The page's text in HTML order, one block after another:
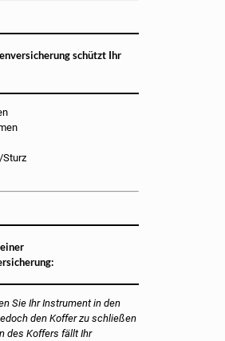
schützt Ihr
Sturz
Sie Ihr Instrument in den
den Koffer zu schließen
des Koffers fällt Ihr